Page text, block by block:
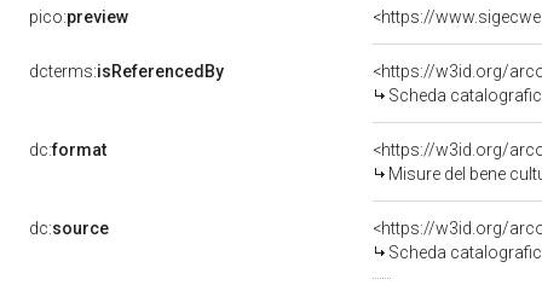
pico:preview <https://
dcterms:isReferencedBy
<https://w3id.org/
Scheda
dc:format
<https://w3id.org/
Misure del bene
dc:source
<https://w3id.org/
Scheda